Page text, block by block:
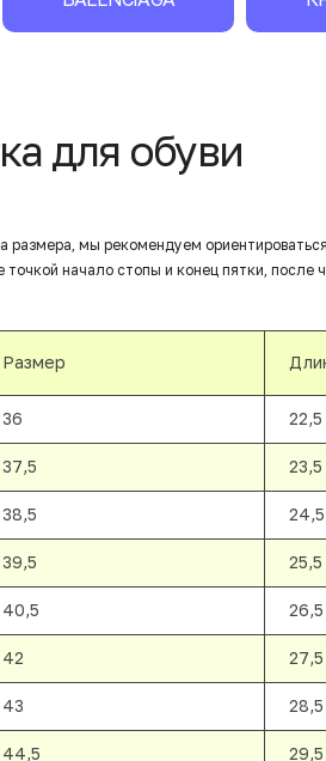
для обуви
размера, мы рекомендуем
начало стопы и конец пятки, после
Размер
36 22,5
37,5 23,5
38,5 24,5
39,5 25,5
40,5 26,5
42 27,5
43 28,5
44,5 29,5